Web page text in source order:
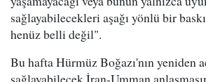
sağlayabilecekleri aşağı yönlü bir
henüz belli değil".
Bu hafta Hürmüz Boğazı'nın yeniden
sağlayabilecek İran-Umman